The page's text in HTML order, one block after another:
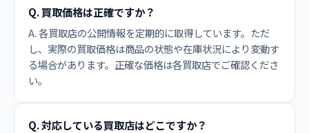
Q. 買取価格は正確ですか？
A. 各買取店の公開情報を定期的に取得しています。ただ
し、実際の買取価格は商品の状態や在庫状況により変動す
る場合があります。正確な価格は各買取店でご確認くださ
い。
Q. 対応している買取店はどこですか？